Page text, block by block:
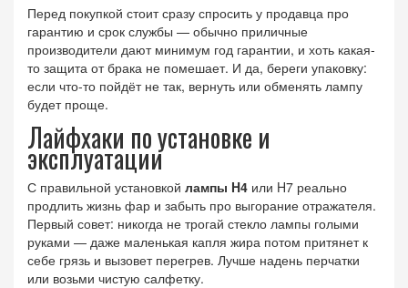
Перед покупкой стоит сразу спросить у продавца про
гарантию и срок службы — обычно приличные
производители дают минимум год гарантии, и хоть какая-
то защита от брака не помешает. И да, береги упаковку:
если что-то пойдёт не так, вернуть или обменять лампу
будет проще.
Лайфхаки по установке и
эксплуатации
С правильной установкой лампы H4 или H7 реально
продлить жизнь фар и забыть про выгорание отражателя.
Первый совет: никогда не трогай стекло лампы голыми
руками — даже маленькая капля жира потом притянет к
себе грязь и вызовет перегрев. Лучше надень перчатки
или возьми чистую салфетку.